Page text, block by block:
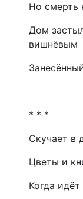
Но смерть
Дом
вишнёвым
* * *
Скучает в
Цветы и
Когда